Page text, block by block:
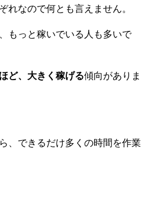
れなので何とも言えません。
もっと稼いでいる人も多いで
ど、大きく稼げる傾向がありま
、できるだけ多くの時間を作業